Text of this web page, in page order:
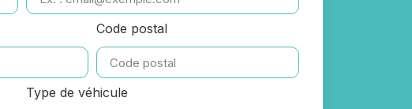
Code postal
Type de véhicule